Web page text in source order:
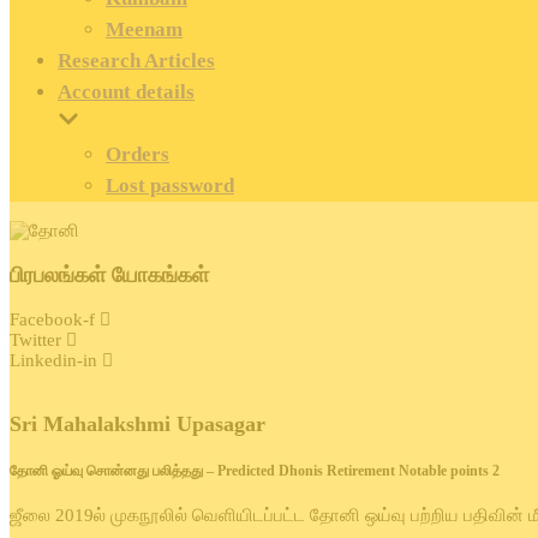
Meenam
Research Articles
Account details
Orders
Lost password
பிரபலங்கள் யோகங்கள்
Facebook-f
Twitter
Linkedin-in
Sri Mahalakshmi Upasagar
தோனி ஓய்வு சொன்னது பலித்தது – Predicted Dhonis Retirement Notable points 2
ஜீலை 2019ல் முகநூலில் வெளியிடப்பட்ட தோனி ஒய்வு பற்றிய பதிவின்